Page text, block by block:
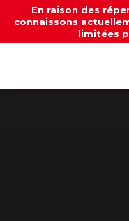
En raison des
connaissons
limitées